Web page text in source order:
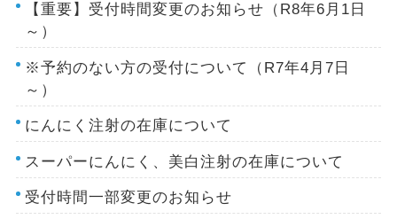
【重要】受付時間変更のお知らせ（R8年6月1日
～）
※予約のない方の受付について（R7年4月7日
～）
にんにく注射の在庫について
スーパーにんにく、美白注射の在庫について
受付時間一部変更のお知らせ